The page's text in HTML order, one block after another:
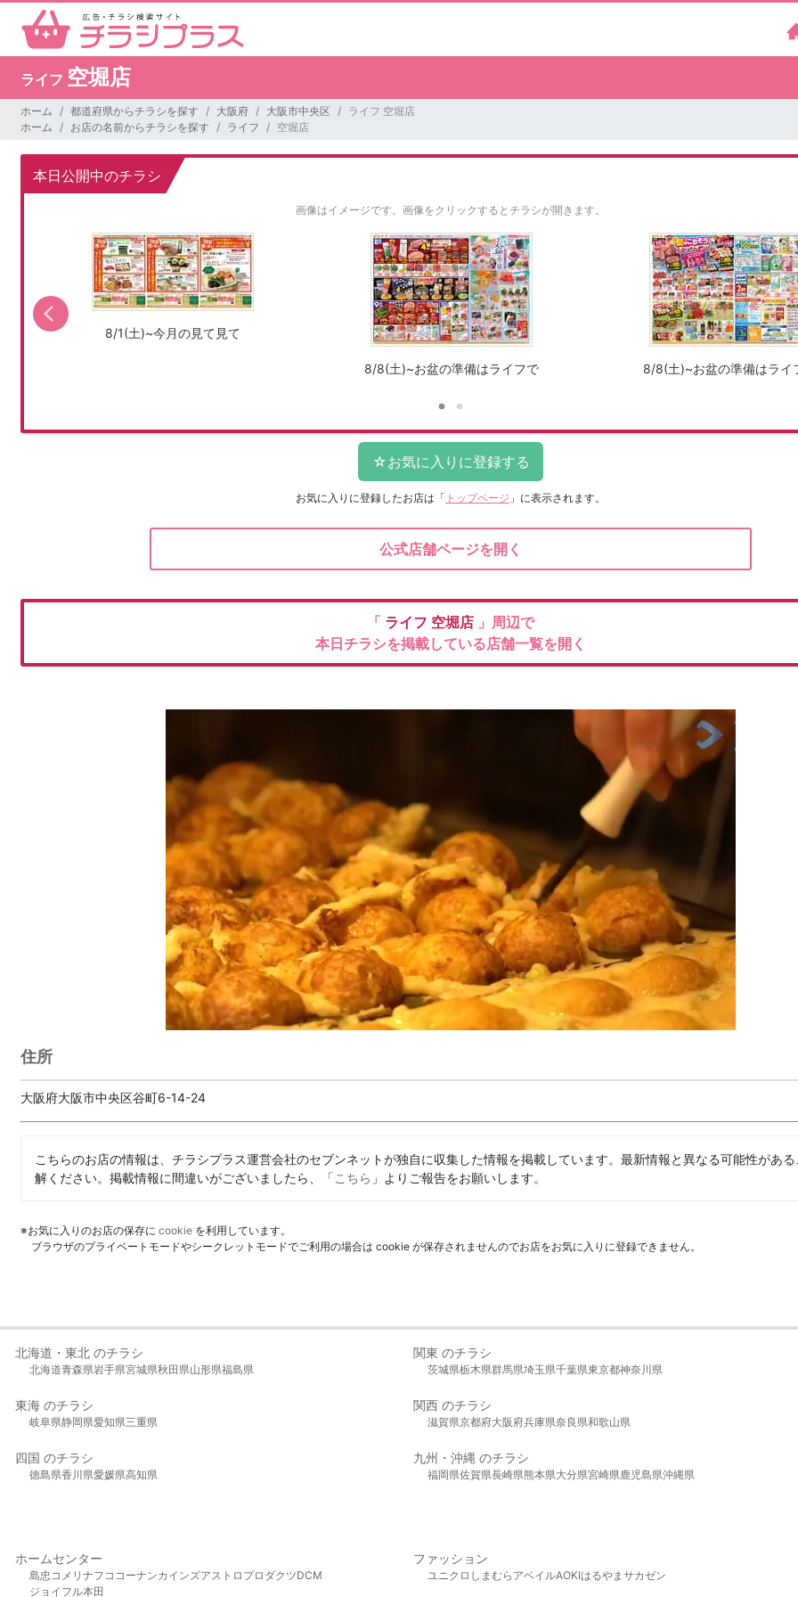
ライフ 空堀店
ホーム 都道府県からチラシを探す 大阪府 大阪市中央区
ライフ 空堀店
ホーム
お店の名前からチラシを探す ライフ 空堀店
本日公開中のチラシ
画像はイメージです。 画像をクリックするとチラシが開きます。
8/1(土)~今月の見て見て
8/8(土)~お盆の準備はライフで 8/8(土)~お盆の準備はライ
お気に入りに登録したお店は 「 トップページ 」に表示されます。
公式店舗ページを開く
「 ライフ 空堀店 」周辺で
本日チラシを掲載している店舗一覧を開く
住所
大阪府大阪市中央区谷町6-14-24
こちらのお店の情報は、チラシプラス運営会社のセブンネットが独自に収集した情報を掲載しています。最新情報と異なる可能性があ
解ください。掲載情報に間違いがございましたら、「こちら 」よりご報告をお願いします。
※お気に入りのお店の保存に cookie を利用しています。
ブラウザのプライベートモードやシークレットモードでご利用の場合は cookie が保存されませんのでお店をお気に入りに登録できません。
北海道・東北 のチラシ
北海道青森県岩手県宮城県秋田県山形県福島県
関東 のチラシ
茨城県栃木県群馬県埼玉県千葉県東京都神奈川県
東海 のチラシ
岐阜県静岡県愛知県三重県
関西 のチラシ
滋賀県京都府大阪府兵庫県奈良県和歌山県
四国 のチラシ
徳島県香川県愛媛県高知県
九州・沖縄 のチラシ
福岡県佐賀県長崎県熊本県大分県宮崎県鹿児島県沖縄県
ホームセンター
島忠 コメリ ナフコ コーナンカインズアストロプロダクツDCM
ジョイフル本田
ファッション
ユニクロ しまむら アベイルAOKIはるやま サカゼン